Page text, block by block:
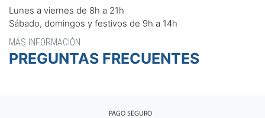
Lunes a viernes de 8h a 21h
Sábado, domingos y festivos de 9h a 14h
MÁS INFORMACIÓN
PREGUNTAS FRECUENTES